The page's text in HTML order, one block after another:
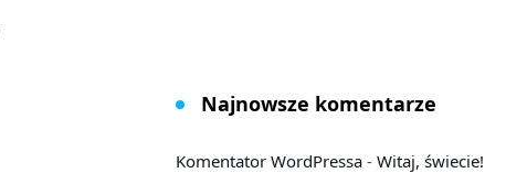
Najnowsze komentarze
Komentator WordPressa- Witaj, świecie!